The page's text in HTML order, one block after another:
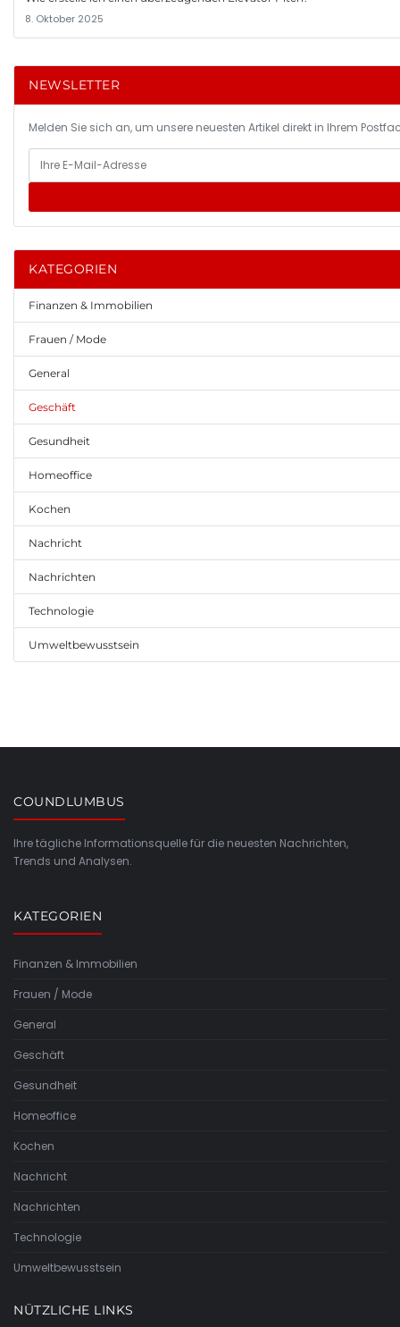
8. Oktober 2025
NEWSLETTER
Melden Sie sich an, um unsere neuesten Artikel direkt in Ihrem
KATEGORIEN
Finanzen & Immobilien
Frauen / Mode
General
Geschäft
Gesundheit
Homeoffice
Kochen
Nachricht
Nachrichten
Technologie
Umweltbewusstsein
COUNDLUMBUS
Ihre tägliche Informationsquelle für die neuesten Nachrichten,
Trends und Analysen.
KATEGORIEN
Finanzen & Immobilien
Frauen / Mode
General
Geschäft
Gesundheit
Homeoffice
Kochen
Nachricht
Nachrichten
Technologie
Umweltbewusstsein
NÜTZLICHE LINKS